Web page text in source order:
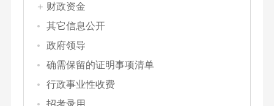
财政资金
其它信息公开
政府领导
确需保留的证明事项清单
行政事业性收费
招考录用